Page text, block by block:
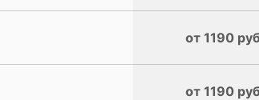
от 1190
от 1190